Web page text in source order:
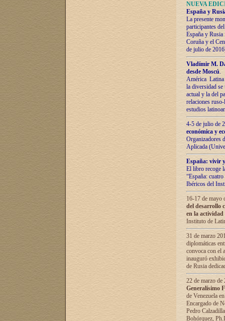
NUEVA
España y
La presente
participantes
España y
Coruña y el
de julio de
Vladímir М.
desde Moscú.
América Latina
la diversidad
actual у lа del
relaciones
estudios
4-5 de julio de
económica y
Organizadores
Aplicada
España: vivir
El libro recoge
“España:
Ibéricos del
16-17 de mayo
del desarrollo
en la
Instituto de
31 de marzo
diplomáticas
convoca con el
inauguró
de Rusia
22 de marzo
Generalísimo
de Venezuela
Encargado de
Pedro
Bohórquez,